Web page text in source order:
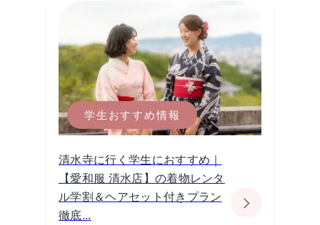
学生おすすめ情報
清水寺に行く学生におすすめ｜
【愛和服 清水店】の着物レンタ
ル学割＆ヘアセット付きプラン
徹底...